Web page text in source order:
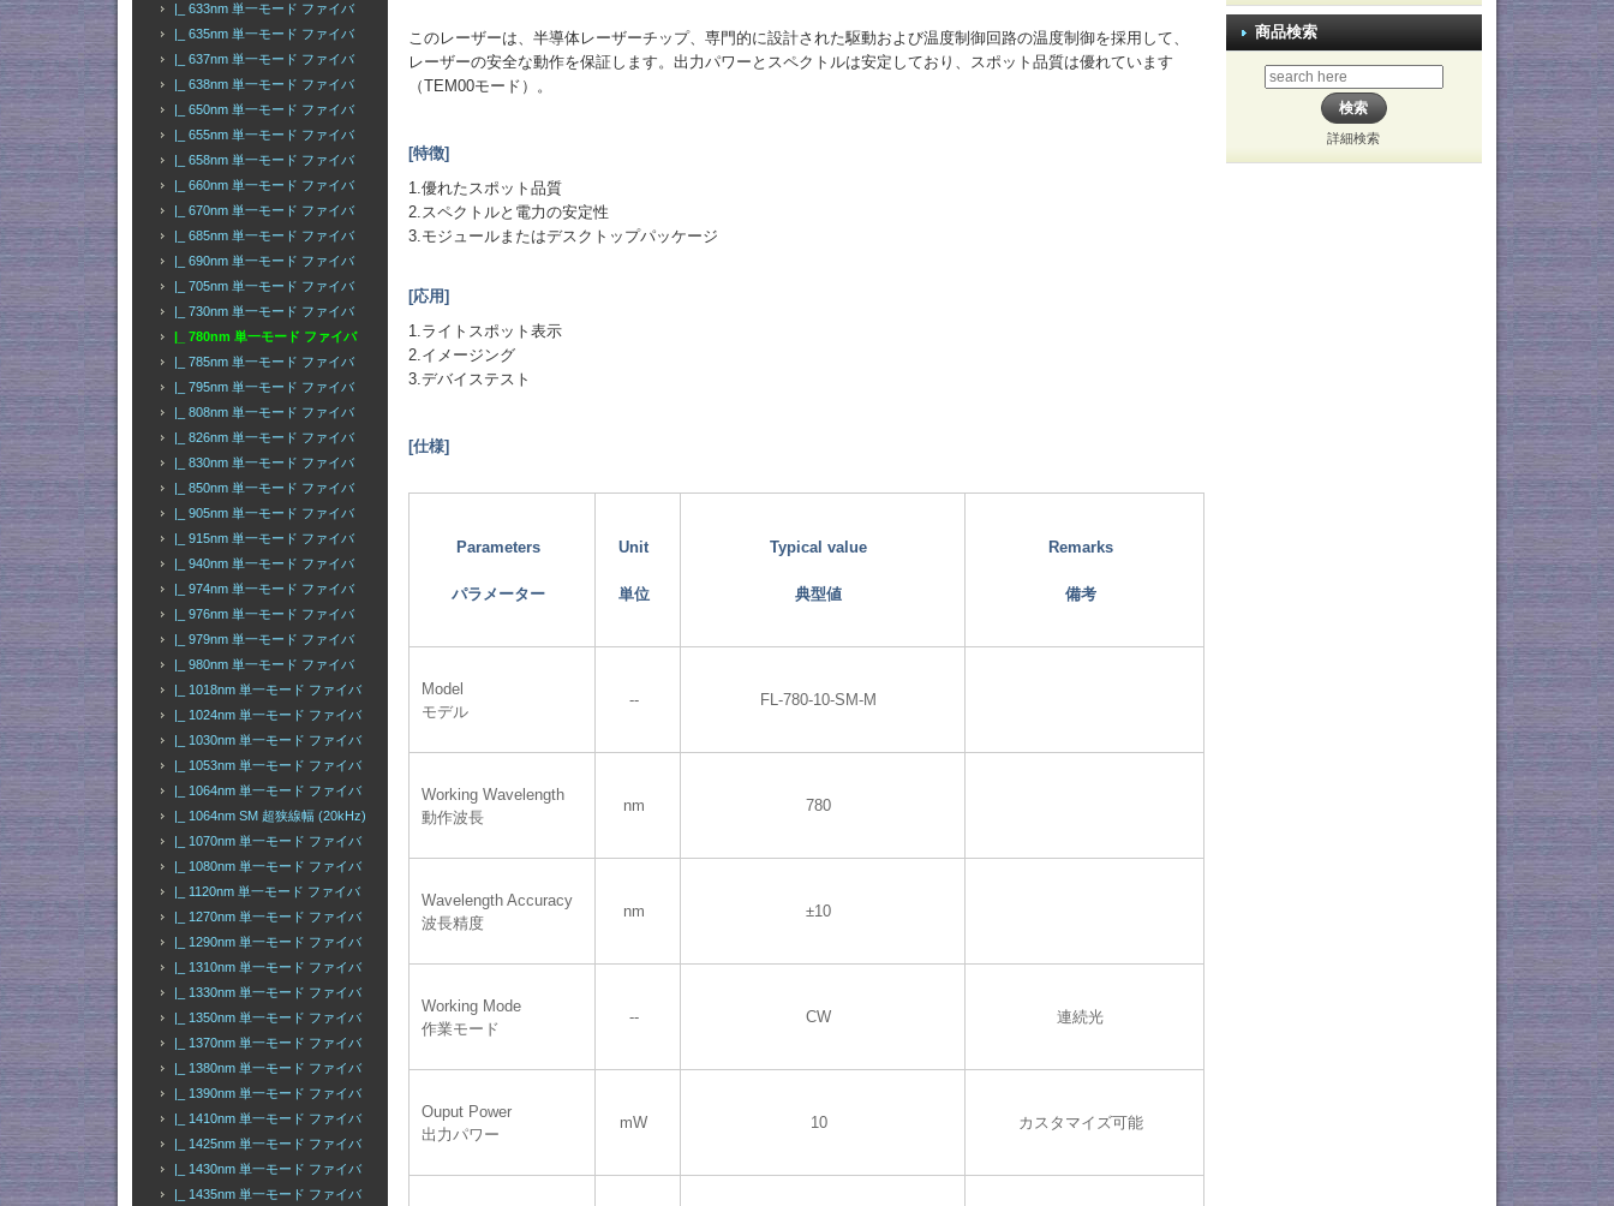
|_ 633nm 単一モード ファイバ
|_ 635nm 単一モード ファイバ
|_ 637nm 単一モード ファイバ
|_ 638nm 単一モード ファイバ
|_ 650nm 単一モード ファイバ
|_ 655nm 単一モード ファイバ
|_ 658nm 単一モード ファイバ
|_ 660nm 単一モード ファイバ
|_ 670nm 単一モード ファイバ
|_ 685nm 単一モード ファイバ
|_ 690nm 単一モード ファイバ
|_ 705nm 単一モード ファイバ
|_ 730nm 単一モード ファイバ
|_ 780nm 単一モード ファイバ
|_ 785nm 単一モード ファイバ
|_ 795nm 単一モード ファイバ
|_ 808nm 単一モード ファイバ
|_ 826nm 単一モード ファイバ
|_ 830nm 単一モード ファイバ
|_ 850nm 単一モード ファイバ
|_ 905nm 単一モード ファイバ
|_ 915nm 単一モード ファイバ
|_ 940nm 単一モード ファイバ
|_ 974nm 単一モード ファイバ
|_ 976nm 単一モード ファイバ
|_ 979nm 単一モード ファイバ
|_ 980nm 単一モード ファイバ
|_ 1018nm 単一モード ファイバ
|_ 1024nm 単一モード ファイバ
|_ 1030nm 単一モード ファイバ
|_ 1053nm 単一モード ファイバ
|_ 1064nm 単一モード ファイバ
|_ 1064nm SM 超狭線幅 (20kHz)
|_ 1070nm 単一モード ファイバ
|_ 1080nm 単一モード ファイバ
|_ 1120nm 単一モード ファイバ
|_ 1270nm 単一モード ファイバ
|_ 1290nm 単一モード ファイバ
|_ 1310nm 単一モード ファイバ
|_ 1330nm 単一モード ファイバ
|_ 1350nm 単一モード ファイバ
|_ 1370nm 単一モード ファイバ
|_ 1380nm 単一モード ファイバ
|_ 1390nm 単一モード ファイバ
|_ 1410nm 単一モード ファイバ
|_ 1425nm 単一モード ファイバ
|_ 1430nm 単一モード ファイバ
|_ 1435nm 単一モード ファイバ
このレーザーは、半導体レーザーチップ、専門的に設計された駆動および温度制御回路の温度制御を採用して、
レーザーの安全な動作を保証します。出力パワーとスペクトルは安定しており、スポット品質は優れています
（TEM00モード）。
[特徴]
1.優れたスポット品質
2.スペクトルと電力の安定性
3.モジュールまたはデスクトップパッケージ
[応用]
1.ライトスポット表示
2.イメージング
3.デバイステスト
[仕様]
Parameters
パラメーター
Unit
単位
Typical value
典型値
Remarks
備考
Model
モデル
-- FL-780-10-SM-M
Working Wavelength
動作波長
nm 780
Wavelength Accuracy
波長精度
nm ±10
Working Mode
作業モード
-- CW 連続光
Ouput Power
出力パワー
mW 10 カスタマイズ可能
商品検索
詳細検索